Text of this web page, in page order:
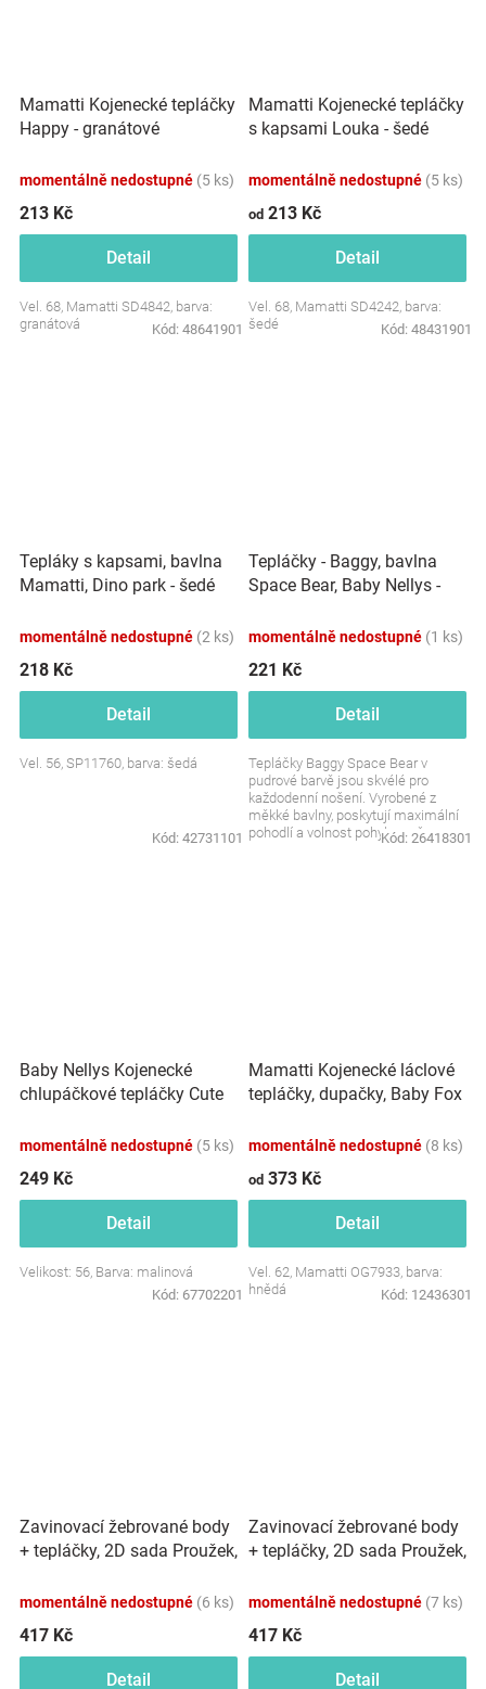
Mamatti Kojenecké tepláčky
Happy - granátové
momentálně nedostupné (5 ks)
213 Kč
Detail
Vel. 68, Mamatti SD4842, barva:
granátová
Kód: 48641901
Mamatti Kojenecké tepláčky
s kapsami Louka - šedé
momentálně nedostupné (5 ks)
od 213 Kč
Detail
Vel. 68, Mamatti SD4242, barva:
šedé
Kód: 48431901
Tepláky s kapsami, bavlna
Mamatti, Dino park - šedé
momentálně nedostupné (2 ks)
218 Kč
Detail
Vel. 56, SP11760, barva: šedá
Kód: 42731101
Tepláčky - Baggy, bavlna
Space Bear, Baby Nellys -
momentálně nedostupné (1 ks)
221 Kč
Detail
Tepláčky Baggy Space Bear v
pudrové barvě jsou skvélé pro
každodenní nošení. Vyrobené z
měkké bavlny, poskytují maximální
pohodlí a volnost pohybu vašemu
Kód: 26418301
Baby Nellys Kojenecké
chlupáčkové tepláčky Cute
momentálně nedostupné (5 ks)
249 Kč
Detail
Velikost: 56, Barva: malinová
Kód: 67702201
Mamatti Kojenecké láclové
tepláčky, dupačky, Baby Fox
momentálně nedostupné (8 ks)
od 373 Kč
Detail
Vel. 62, Mamatti OG7933, barva:
hnědá
Kód: 12436301
Zavinovací žebrované body
+ tepláčky, 2D sada Proužek,
momentálně nedostupné (6 ks)
417 Kč
Detail
Zavinovací žebrované body
+ tepláčky, 2D sada Proužek,
momentálně nedostupné (7 ks)
417 Kč
Detail